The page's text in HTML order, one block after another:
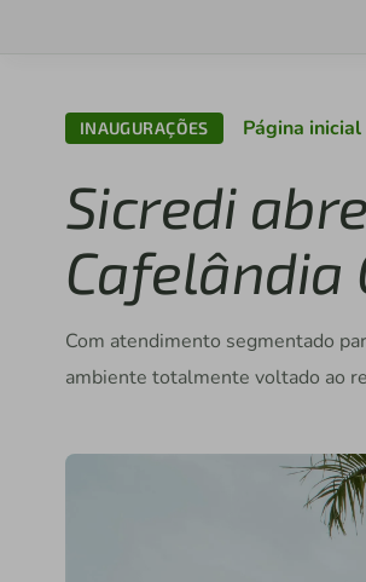
INAUGURAÇÕES Página inicial
Sicredi
Cafelândia
Com atendimento segmentado
ambiente totalmente voltado ao